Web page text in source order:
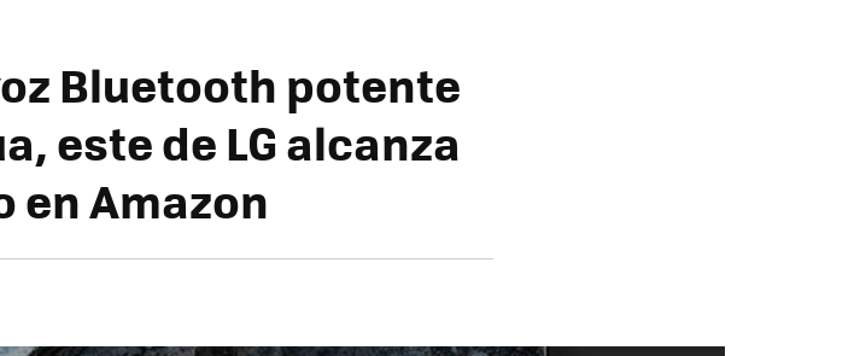
Bluetooth potente
este de LG alcanza
en Amazon